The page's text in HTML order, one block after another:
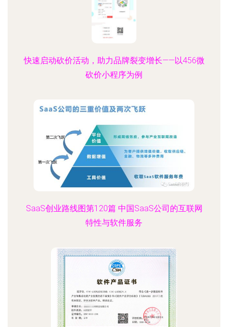
快速启动砍价活动，助力品牌裂变增长——以456微
砍价小程序为例
SaaS创业路线图第120篇 中国SaaS公司的互联网
特性与软件服务